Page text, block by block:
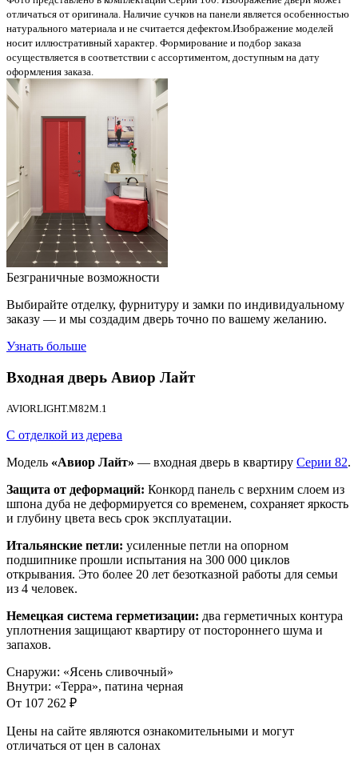
отличаться от оригинала. Наличие сучков на панели является особенностью
натурального материала и не считается дефектом.Изображение моделей
носит иллюстративный характер. Формирование и подбор заказа
осуществляется в соответствии с ассортиментом, доступным на дату
оформления заказа.
Безграничные возможности
Выбирайте отделку, фурнитуру и замки по индивидуальному
заказу — и мы создадим дверь точно по вашему желанию.
Узнать больше
Входная дверь Авиор Лайт
AVIORLIGHT.M82M.1
С отделкой из дерева
Модель «Авиор Лайт» — входная дверь в квартиру Серии 82.
Защита от деформаций: Конкорд панель с верхним слоем из
шпона дуба не деформируется со временем, сохраняет яркость
и глубину цвета весь срок эксплуатации.
Итальянские петли: усиленные петли на опорном
подшипнике прошли испытания на 300 000 циклов
открывания. Это более 20 лет безотказной работы для семьи
из 4 человек.
Немецкая система герметизации: два герметичных контура
уплотнения защищают квартиру от постороннего шума и
запахов.
Снаружи: «Ясень сливочный»
Внутри: «Терра», патина черная
От 107 262 ₽
Цены на сайте являются ознакомительными и могут
отличаться от цен в салонах